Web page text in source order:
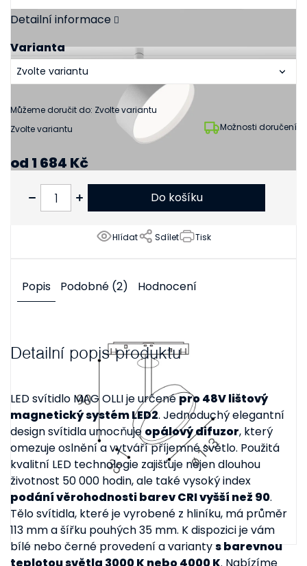
Zvolte variantu Možnosti doručení
Varianta
Můžeme doručit do: Zvolte variantu
Detailní informace
Tisk
Hlídat Sdílet
od 1 684 Kč
Do košíku
Popis Podobné (2) Hodnocení
Detailní popis produktu
LED svítidlo MAG OLLI je určenépro 48V lištový
magnetický systém LED2. Jednoduchý elegantní
design svítidla umocňujeopálový difuzor, který
omezuje oslnění a vytváří příjemné světlo. Použitá
kvalitní LED technologie zajišťuje nejen dlouhou
životnost 50 000 hodin, ale také vysoký index
podání věrohodnosti barev CRI vyšší než 90.
Tělo svítidla, které je vyrobené z hliníku, má průměr
113 mm a šířku pouhých 35 mm. K dispozici je vám
bílé nebo černé provedení a variantys barevnou